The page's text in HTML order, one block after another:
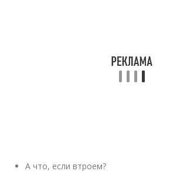
А что, если втроем?